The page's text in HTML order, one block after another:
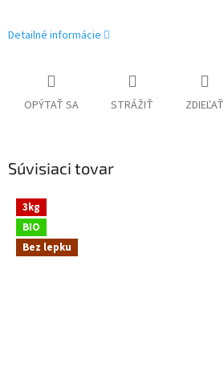
Detailné informácie
OPÝTAŤ SA STRÁŽIŤ ZDIEĽAŤ
Súvisiaci tovar
3kg
BIO
Bez lepku